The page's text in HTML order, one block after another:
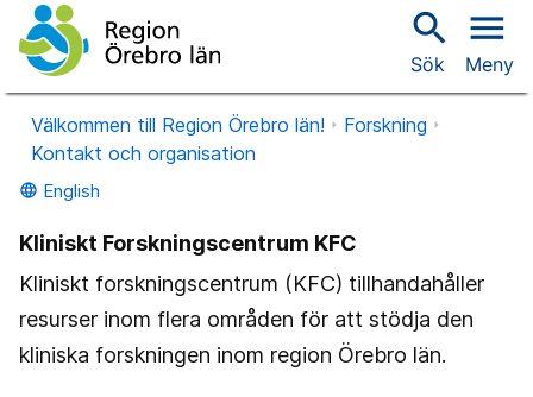
search
Sök
menu
Meny
Välkommen till Region Örebro län!
Forskning
Kontakt och organisation
language English
Kliniskt Forskningscentrum KFC
Kliniskt forskningscentrum (KFC) tillhandahåller
resurser inom flera områden för att stödja den
kliniska forskningen inom region Örebro län.